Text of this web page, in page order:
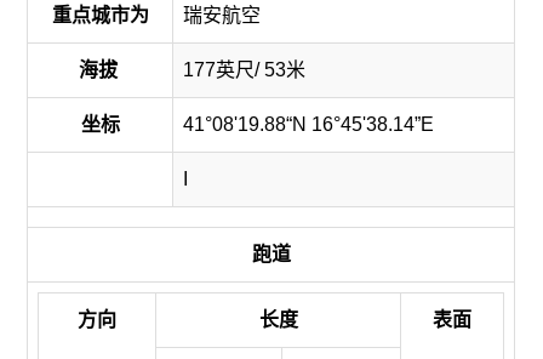
重点城市为 瑞安航空
海拔 177英尺/ 53米
坐标 41°08'19.88“N 16°45'38.14”E
跑道
方向 长度 表面